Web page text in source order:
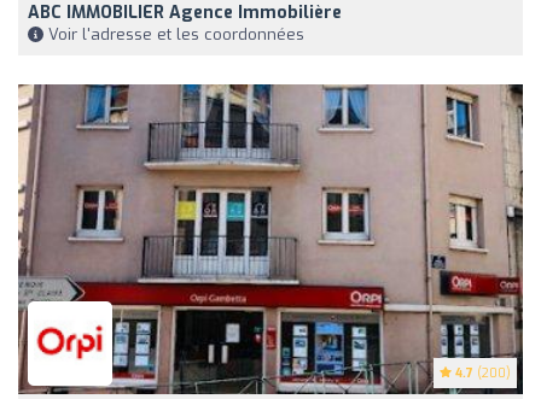
ABC IMMOBILIER Agence Immobilière
Voir l'adresse et les coordonnées
4.7 (200)